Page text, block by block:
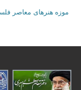
موزه هنرهای‌ معاصر